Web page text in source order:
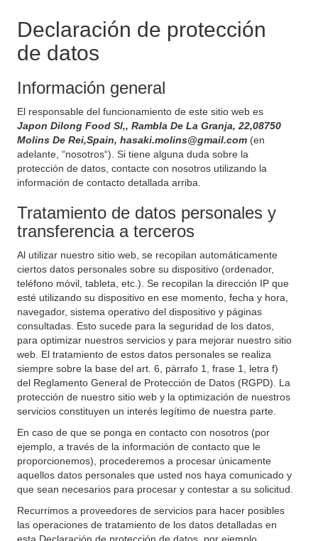
Declaración de protección
de datos
Información general
El responsable del funcionamiento de este sitio web es
Japon Dilong Food Sl,, Rambla De La Granja, 22,08750
Molins De Rei,Spain, hasaki.molins@gmail.com (en
adelante, “nosotros“). Si tiene alguna duda sobre la
protección de datos, contacte con nosotros utilizando la
información de contacto detallada arriba.
Tratamiento de datos personales y
transferencia a terceros
Al utilizar nuestro sitio web, se recopilan automáticamente
ciertos datos personales sobre su dispositivo (ordenador,
teléfono móvil, tableta, etc.). Se recopilan la dirección IP que
esté utilizando su dispositivo en ese momento, fecha y hora,
navegador, sistema operativo del dispositivo y páginas
consultadas. Esto sucede para la seguridad de los datos,
para optimizar nuestros servicios y para mejorar nuestro sitio
web. El tratamiento de estos datos personales se realiza
siempre sobre la base del art. 6, párrafo 1, frase 1, letra f)
del Reglamento General de Protección de Datos (RGPD). La
protección de nuestro sitio web y la optimización de nuestros
servicios constituyen un interés legítimo de nuestra parte.
En caso de que se ponga en contacto con nosotros (por
ejemplo, a través de la información de contacto que le
proporcionemos), procederemos a procesar únicamente
aquellos datos personales que usted nos haya comunicado y
que sean necesarios para procesar y contestar a su solicitud.
Recurrimos a proveedores de servicios para hacer posibles
las operaciones de tratamiento de los datos detalladas en